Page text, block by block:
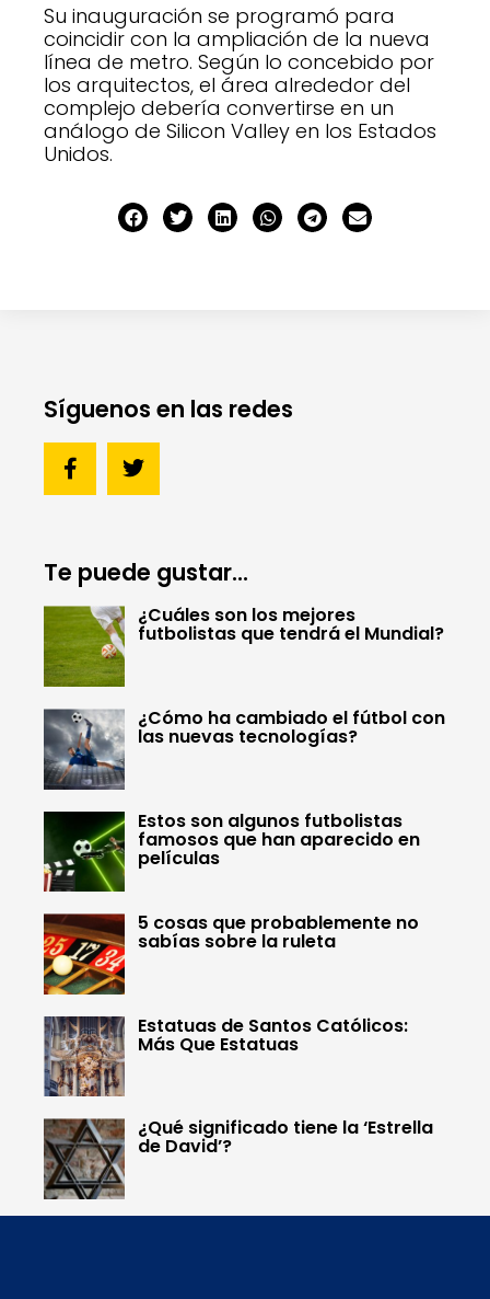
Su inauguración se programó para
coincidir con la ampliación de la nueva
línea de metro. Según lo concebido por
los arquitectos, el área alrededor del
complejo debería convertirse en un
análogo de Silicon Valley en los Estados
Unidos.
Síguenos en las redes
Te puede gustar...
¿Cuáles son los mejores
futbolistas que tendrá el Mundial?
¿Cómo ha cambiado el fútbol con
las nuevas tecnologías?
Estos son algunos futbolistas
famosos que han aparecido en
películas
5 cosas que probablemente no
sabías sobre la ruleta
Estatuas de Santos Católicos:
Más Que Estatuas
¿Qué significado tiene la ‘Estrella
de David’?